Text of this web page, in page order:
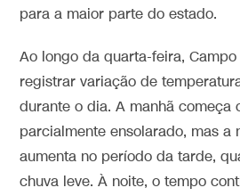
para a maior parte do estado.
Ao longo da quarta-feira,
registrar variação de
durante o dia. A manhã começa
parcialmente ensolarado, mas a
aumenta no período da tarde,
chuva leve. À noite, o tempo